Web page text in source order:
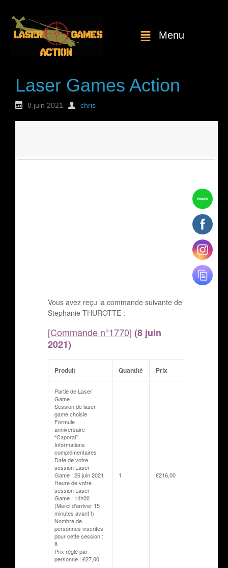
Menu
Laser Games Action
8 juin 2021 chris
Vous avez reçu la commande suivante de
Stephanie THUROTTE :
[Commande n°1770] (8 juin
2021)
Produit Quantité Prix
Partie de Laser
Game
Session de laser
game choisie
Formule
anniversaire
“Caporal”
Informations
complémentaires :
Date de votre
session Laser
Game : 26 juin 2021
Heure de votre
session Laser
Game : 14h00
(Merci d’arriver 15
minutes avant !)
Nombre de
personnes inscrites
pour cette session :
8
Prix réglé par
personne : €27,00
1 €216,00